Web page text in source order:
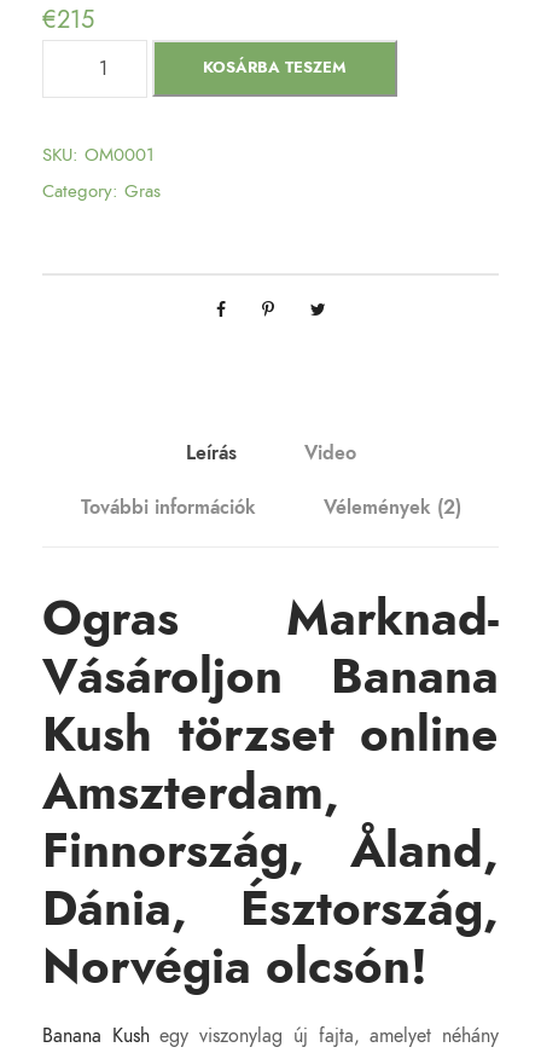
€215
a
n
u
é
KOSÁRBA TESZEM
SKU: OM0001
Category: Gras
Leírás Video
További információk Vélemények (2)
Ogras Marknad-
Vásároljon Banana
Kush törzset online
Amszterdam,
Finnország, Åland,
Dánia, Észtország,
Norvégia olcsón!
Banana Kushegy viszonylag új fajta, amelyet néhány